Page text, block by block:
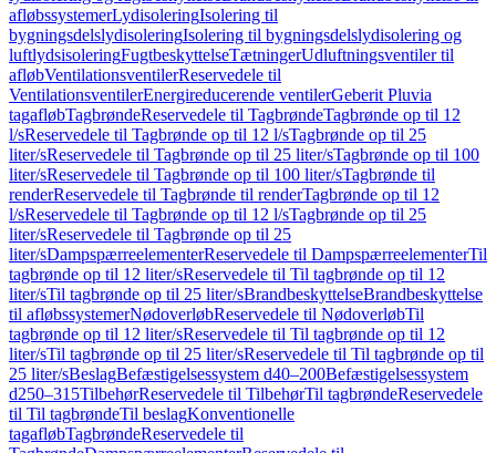
afløbssystemerLydisoleringIsolering til
bygningsdelslydisoleringIsolering til bygningsdelslydisolering og
luftlydsisoleringFugtbeskyttelseTætningerUdluftningsventiler til
afløbVentilationsventilerReservedele til
VentilationsventilerEnergireducerende ventilerGeberit Pluvia
tagafløbTagbrøndeReservedele til TagbrøndeTagbrønde op til 12
l/sReservedele til Tagbrønde op til 12 l/sTagbrønde op til 25
liter/sReservedele til Tagbrønde op til 25 liter/sTagbrønde op til 100
liter/sReservedele til Tagbrønde op til 100 liter/sTagbrønde til
renderReservedele til Tagbrønde til renderTagbrønde op til 12
l/sReservedele til Tagbrønde op til 12 l/sTagbrønde op til 25
liter/sReservedele til Tagbrønde op til 25
liter/sDampspærreelementerReservedele til DampspærreelementerTil
tagbrønde op til 12 liter/sReservedele til Til tagbrønde op til 12
liter/sTil tagbrønde op til 25 liter/sBrandbeskyttelseBrandbeskyttelse
til afløbssystemerNødoverløbReservedele til NødoverløbTil
tagbrønde op til 12 liter/sReservedele til Til tagbrønde op til 12
liter/sTil tagbrønde op til 25 liter/sReservedele til Til tagbrønde op til
25 liter/sBeslagBefæstigelsessystem d40–200Befæstigelsessystem
d250–315TilbehørReservedele til TilbehørTil tagbrøndeReservedele
til Til tagbrøndeTil beslagKonventionelle
tagafløbTagbrøndeReservedele til